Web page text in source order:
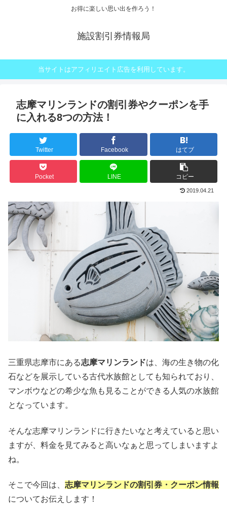
お得に楽しい思い出を作ろう！
施設割引券情報局
当サイトはアフィリエイト広告を利用しています。
志摩マリンランドの割引券やクーポンを手
に入れる8つの方法！
Twitter Facebook はてブ
Pocket LINE コピー
2019.04.21
三重県志摩市にある志摩マリンランドは、海の生き物の化
石などを展示している古代水族館としても知られており、
マンボウなどの希少な魚も見ることができる人気の水族館
となっています。
そんな志摩マリンランドに行きたいなと考えていると思い
ますが、料金を見てみると高いなぁと思ってしまいますよ
ね。
そこで今回は、 志摩マリンランドの割引券・クーポン情報
についてお伝えします！